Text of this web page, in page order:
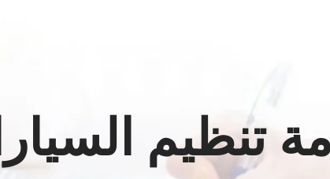
تنظيم